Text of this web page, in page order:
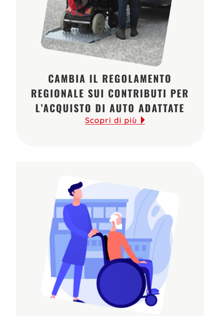
CAMBIA IL REGOLAMENTO
REGIONALE SUI CONTRIBUTI PER
L’ACQUISTO DI AUTO ADATTATE
Scopri di più